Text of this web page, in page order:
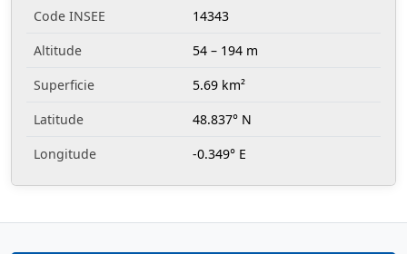
Code INSEE
14343
Altitude
54 – 194 m
Superficie
5.69 km²
Latitude
48.837° N
Longitude
-0.349° E